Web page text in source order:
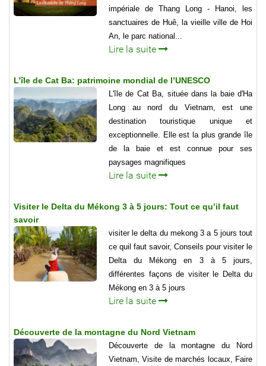
impériale de Thang Long - Hanoi, les
sanctuaires de Huê, la vieille ville de Hoi
An, le parc national...
Lire la suite
L’île de Cat Ba: patrimoine mondial de l’UNESCO
L'île de Cat Ba, située dans la baie d'Ha
Long au nord du Vietnam, est une
destination touristique unique et
exceptionnelle. Elle est la plus grande île
de la baie et est connue pour ses
paysages magnifiques
Lire la suite
Visiter le Delta du Mékong 3 à 5 jours: Tout ce qu’il faut
savoir
visiter le delta du mekong 3 a 5 jours tout
ce quil faut savoir, Conseils pour visiter le
Delta du Mékong en 3 à 5 jours,
différentes façons de visiter le Delta du
Mékong en 3 à 5 jours
Lire la suite
Découverte de la montagne du Nord Vietnam
Découverte de la montagne du Nord
Vietnam, Visite de marchés locaux, Faire